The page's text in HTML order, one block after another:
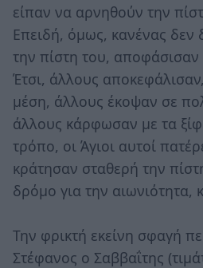
είπαν να αρνηθούν την
Επειδή, όμως, κανένας δεν
την πίστη του,
Έτσι, άλλους
μέση, άλλους έκοψαν σε
άλλους κάρφωσαν με τα
τρόπο, οι Άγιοι αυτοί
κράτησαν σταθερή την
δρόμο για την αιωνιότητα,
Την φρικτή εκείνη σφαγή
Στέφανος ο Σαββαΐτης